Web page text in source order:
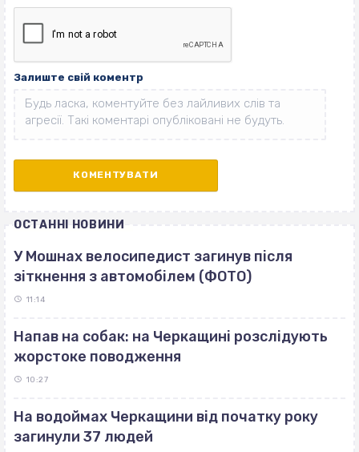
Залиште свій коментр
ОСТАННІ НОВИНИ
У Мошнах велосипедист загинув після
зіткнення з автомобілем (ФОТО)
11:14
Напав на собак: на Черкащині розслідують
жорстоке поводження
10:27
На водоймах Черкащини від початку року
загинули 37 людей